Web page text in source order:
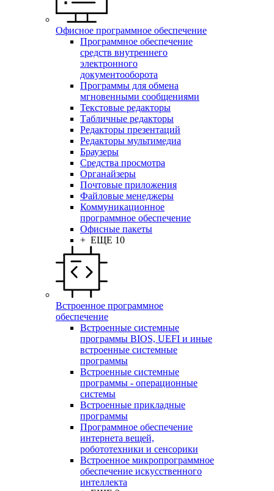
Офисное программное обеспечение
Программное обеспечение
средств внутреннего
электронного
документооборота
Программы для обмена
мгновенными сообщениями
Текстовые редакторы
Табличные редакторы
Редакторы презентаций
Редакторы мультимедиа
Браузеры
Средства просмотра
Органайзеры
Почтовые приложения
Файловые менеджеры
Коммуникационное
программное обеспечение
Офисные пакеты
+ ЕЩЕ 10
Встроенное программное
обеспечение
Встроенные системные
программы BIOS, UEFI и иные
встроенные системные
программы
Встроенные системные
программы - операционные
системы
Встроенные прикладные
программы
Программное обеспечение
интернета вещей,
робототехники и сенсорики
Встроенное микропрограммное
обеспечение искусственного
интеллекта